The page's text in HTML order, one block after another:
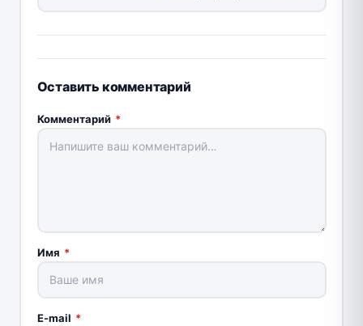
Оставить комментарий
Комментарий *
Имя *
E-mail *